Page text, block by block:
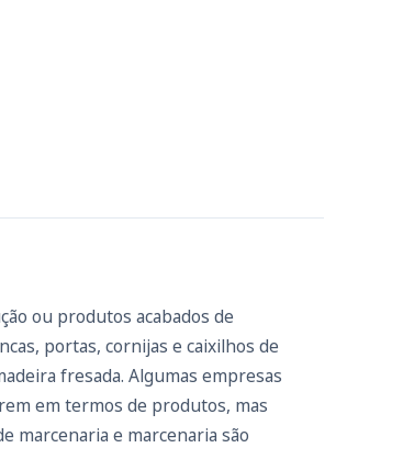
ou produtos acabados de
portas, cornijas e caixilhos de
fresada. Algumas empresas
em termos de produtos, mas
marcenaria e marcenaria são